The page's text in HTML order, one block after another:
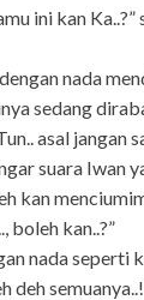
ini kan
nada
sedang
asal jangan
suara Iwan
kan
boleh kan..?”
nada seperti
deh